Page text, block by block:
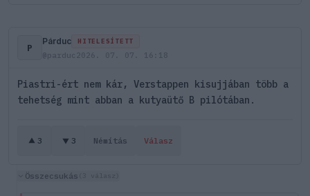
P
Párduc HITELESÍTETT
@parduc 2026. 07. 07. 16:18
Piastri-ért nem kár, Verstappen kisujjában több a
tehetség mint abban a kutyaütő B pilótában.
3 3 Némítás Válasz
Összecsukás